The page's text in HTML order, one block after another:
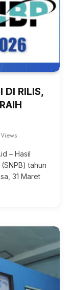
DI RILIS,
Views
– Hasil
tahun
31 Maret